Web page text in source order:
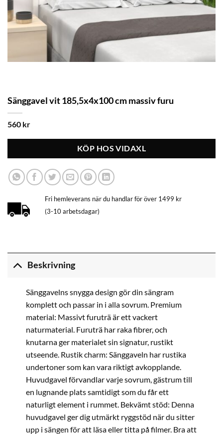
Sänggavel vit 185,5x4x100 cm massiv furu
560 kr
KÖP HOS VIDAXL
Fri hemleverans när du handlar för över 1499 kr
(3-10 arbetsdagar)
Beskrivning
Sänggavelns snygga design gör din sängram
komplett och passar in i alla sovrum. Premium
material: Massivt furuträ är ett vackert
naturmaterial. Furuträ har raka fibrer, och
knutarna ger materialet sin signatur, rustikt
utseende. Rustik charm: Sänggaveln har rustika
undertoner som kan vara riktigt avkopplande.
Huvudgavel förvandlar varje sovrum, gästrum till
en lugnande plats samtidigt som du får ett
naturligt element i rummet. Bekvämt stöd: Denna
huvudgavel ger dig utmärkt ryggstöd när du sitter
upp i sängen för att läsa eller titta på filmer. Bra att